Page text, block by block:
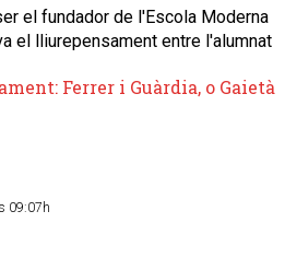
el fundador de l'Escola Moderna
el lliurepensament entre l'alumnat
Ferrer i Guàrdia, o Gaietà
09:07h